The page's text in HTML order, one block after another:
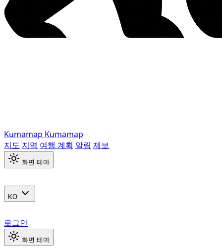
Kumamap Kumamap
지도 지역 여행 계획 알림 제보
화면 테마
KO
로그인
화면 테마